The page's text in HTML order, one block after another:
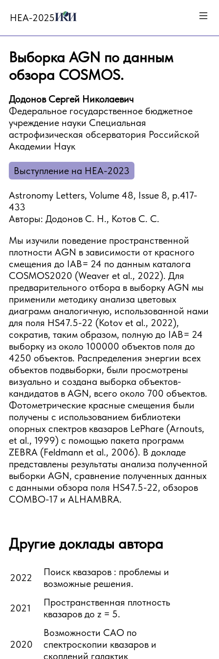
HEA-2025
Выборка AGN по данным
обзора COSMOS.
Додонов Сергей Николаевич
Федеральное государственное бюджетное
учреждение науки Специальная
астрофизическая обсерватория Российской
Академии Наук
Выступление на HEA-2023
Astronomy Letters, Volume 48, Issue 8, p.417-
433
Авторы: Додонов С. Н., Котов С. С.
Мы изучили поведение пространственной
плотности AGN в зависимости от красного
смещения до IAB= 24 по данным каталога
COSMOS2020 (Weaver et al., 2022). Для
предварительного отбора в выборку AGN мы
применили методику анализа цветовых
диаграмм аналогичную, использованной нами
для поля HS47.5-22 (Kotov et al., 2022),
сократив, таким образом, полную до IAB= 24
выборку из около 100000 объектов поля до
4250 объектов. Распределения энергии всех
объектов подвыборки, были просмотрены
визуально и создана выборка объектов-
кандидатов в AGN, всего около 700 объектов.
Фотометрические красные смещения были
получены с использованием библиотеки
опорных спектров квазаров LePhare (Arnouts,
et al., 1999) с помощью пакета программ
ZEBRA (Feldmann et al., 2006). В докладе
представлены результаты анализа полученной
выборки AGN, сравнение полученных данных
с данными обзора поля HS47.5-22, обзоров
COMBO-17 и ALHAMBRA.
Другие доклады автора
2022
Поиск квазаров : проблемы и
возможные решения.
2021
Пространственная плотность
квазаров до z = 5.
2020
Возможности САО по
спектроскопии квазаров и
скоплений галактик